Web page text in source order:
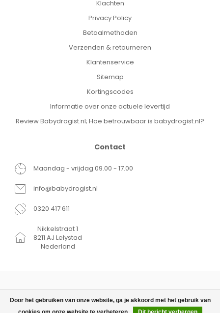
Door het gebruiken van onze website, ga je akkoord met het gebruik van
Klachten
Privacy Policy
Betaalmethoden
Verzenden & retourneren
Klantenservice
Sitemap
Kortingscodes
Informatie over onze actuele levertijd
Review Babydrogist.nl; Hoe betrouwbaar is babydrogist.nl?
Contact
Maandag - vrijdag 09.00 - 17.00
info@babydrogist.nl
0320 417 611
Nikkelstraat 1
8211 AJ Lelystad
Nederland